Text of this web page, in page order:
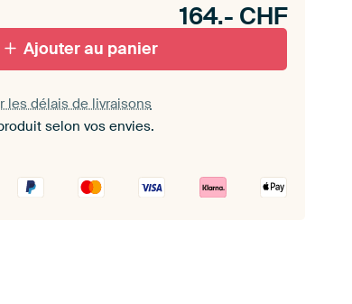
set.
164.- CHF
Ajouter au panier
les délais de livraisons
selon vos envies.